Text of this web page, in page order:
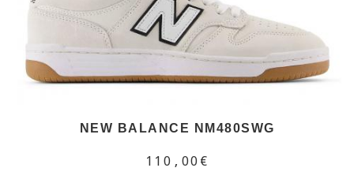
NEW BALANCE NM480SWG
110,00€